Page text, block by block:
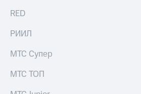
о
именных
RED
РИИЛ
МТС Супер
МТС ТОП